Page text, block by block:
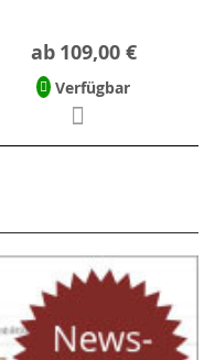
ab 109,00 €
Verfügbar